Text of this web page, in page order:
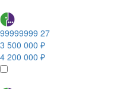
99999999 27
3 500 000 ₽
4 200 000 ₽